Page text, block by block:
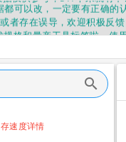
都可以改，一定要有正确的
者存在误导，欢迎积极反
格和量产工具标签啦，使
仅供参考，DIY本来就有
可以改，一定要有正确的
者存在误导，欢迎积极反
格和量产工具标签啦，使
search
速度详情